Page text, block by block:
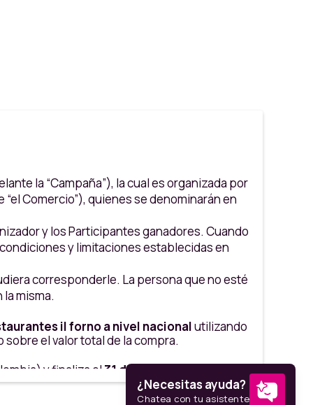
la “Campaña”), la cual es organizada por
Comercio”), quienes se denominarán en
y los Participantes ganadores. Cuando
y limitaciones establecidas en
corresponderle. La persona que no esté
misma.
il forno a nivel nacionalutilizando
el valor total de la compra.
y finaliza el 31 de diciembre de 2026